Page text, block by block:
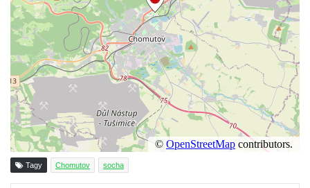
Socha Skupina jeřábů v Tierpark Chemnitz
Socha Panter v ZOO Leipzig
Socha Dívka s mušlí v ZOO Leipzig
Socha Tygr v ZOO Leipzig
Socha Atlet v ZOO Leipzig
Socha Marabu v ZOO Leipzig
Busta Karla Maxe Schneidera v ZOO
Leipzig
Socha Iásón v ZOO Leipzig
Tagy Chomutov socha